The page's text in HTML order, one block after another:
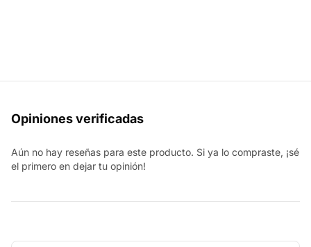
Opiniones verificadas
Aún no hay reseñas para este producto. Si ya lo compraste, ¡sé
el primero en dejar tu opinión!